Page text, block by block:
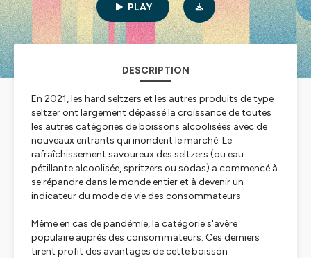
PLAY
DESCRIPTION
En 2021, les hard seltzers et les autres produits de type
seltzer ont largement dépassé la croissance de toutes
les autres catégories de boissons alcoolisées avec de
nouveaux entrants qui inondent le marché. Le
rafraîchissement savoureux des seltzers (ou eau
pétillante alcoolisée, spritzers ou sodas) a commencé à
se répandre dans le monde entier et à devenir un
indicateur du mode de vie des consommateurs.
Même en cas de pandémie, la catégorie s'avère
populaire auprès des consommateurs. Ces derniers
tirent profit des avantages de cette boisson